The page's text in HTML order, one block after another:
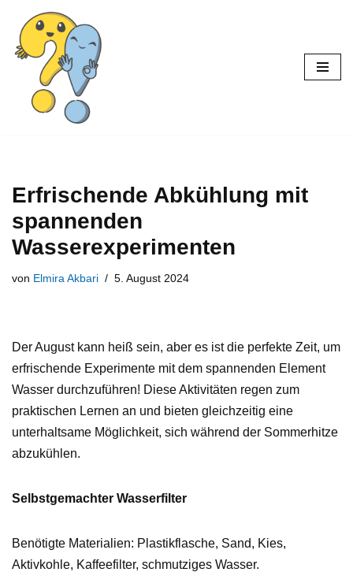
Zum
Erfrischende Abkühlung mit
spannenden
Wasserexperimenten
von Elmira Akbari 5. August 2024
Der August kann heiß sein, aber es ist die perfekte Zeit, um
erfrischende Experimente mit dem spannenden Element
Wasser durchzuführen! Diese Aktivitäten regen zum
praktischen Lernen an und bieten gleichzeitig eine
unterhaltsame Möglichkeit, sich während der Sommerhitze
abzukühlen.
Selbstgemachter Wasserfilter
Benötigte Materialien: Plastikflasche, Sand, Kies,
Aktivkohle, Kaffeefilter, schmutziges Wasser.